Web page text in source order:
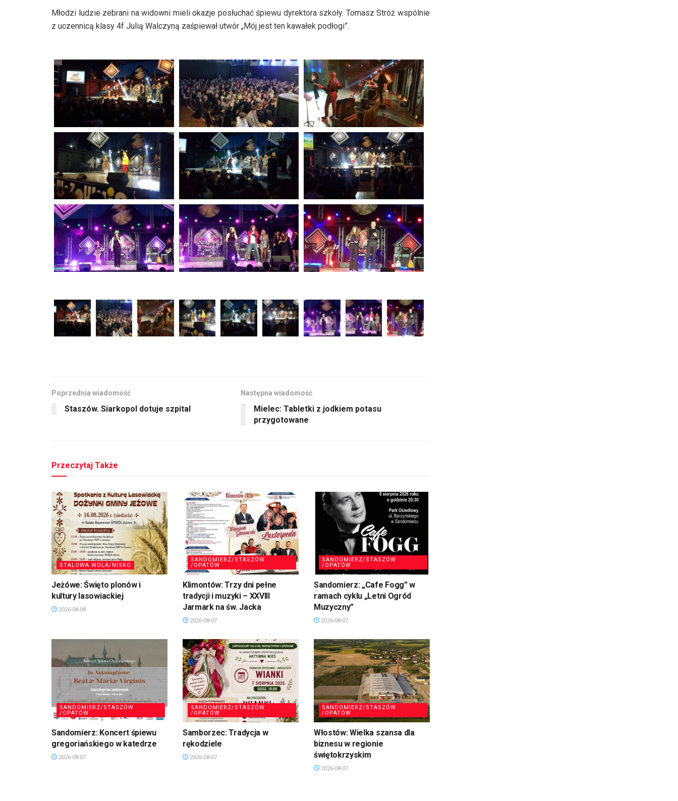
zwiększyć
góry
aby
zwiększyć
lub
zmniejszyć
głośność.
Młodzi ludzie zebrani na widowni mieli okazje posłuchać śpiewu dyrektora szkoły. Tomasz Stróż wspólnie
z uczennicą klasy 4f Julią Walczyną zaśpiewał utwór „Mój jest ten kawałek podłogi”.
Poprzednia wiadomość
Staszów. Siarkopol dotuje szpital
Następna wiadomość
Mielec: Tabletki z jodkiem potasu
przygotowane
Przeczytaj Także
STALOWA WOLA/NISKO
Jeżówe: Święto plonów i
kultury lasowiackiej
2026-08-08
SANDOMIERZ/STASZÓW
/OPATÓW
Klimontów: Trzy dni pełne
tradycji i muzyki – XXVIII
Jarmark na św. Jacka
2026-08-07
SANDOMIERZ/STASZÓW
/OPATÓW
Sandomierz: „Cafe Fogg” w
ramach cyklu „Letni Ogród
Muzyczny”
2026-08-07
SANDOMIERZ/STASZÓW
/OPATÓW
Sandomierz: Koncert śpiewu
gregoriańskiego w katedrze
2026-08-07
SANDOMIERZ/STASZÓW
/OPATÓW
Samborzec: Tradycja w
rękodziele
2026-08-07
SANDOMIERZ/STASZÓW
/OPATÓW
Włostów: Wielka szansa dla
biznesu w regionie
świętokrzyskim
2026-08-07